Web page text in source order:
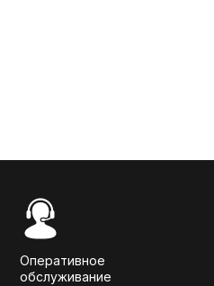
Оперативное
обслуживание